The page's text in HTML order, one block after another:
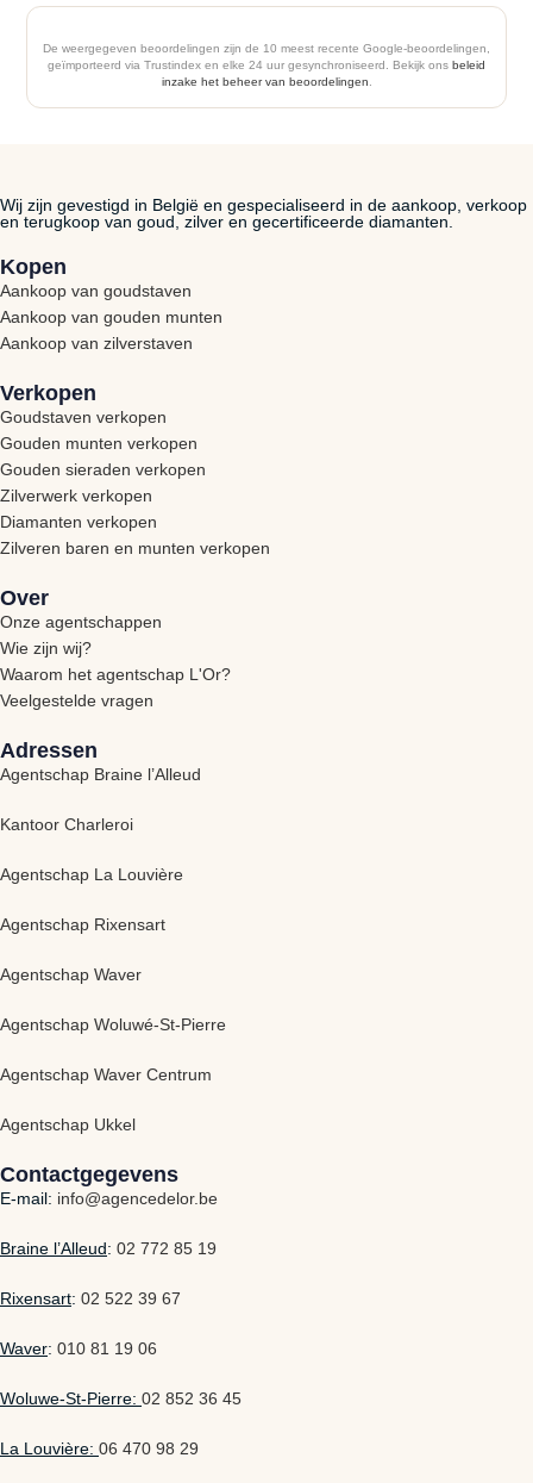
De weergegeven beoordelingen zijn de 10 meest recente Google-beoordelingen,
geïmporteerd via Trustindex en elke 24 uur gesynchroniseerd. Bekijk ons beleid
inzake het beheer van beoordelingen
Wij zijn gevestigd in België en gespecialiseerd in de aankoop, verkoop
en terugkoop van goud, zilver en gecertificeerde diamanten.
Kopen
Aankoop van goudstaven
Aankoop van gouden munten
Aankoop van zilverstaven
Verkopen
Goudstaven verkopen
Gouden munten verkopen
Gouden sieraden verkopen
Zilverwerk verkopen
Diamanten verkopen
Zilveren baren en munten verkopen
Over
Onze agentschappen
Wie zijn wij?
Waarom het agentschap L'Or?
Veelgestelde vragen
Adressen
Agentschap Braine l’Alleud
Kantoor Charleroi
Agentschap La Louvière
Agentschap Rixensart
Agentschap Waver
Agentschap Woluwé-St-Pierre
Agentschap Waver Centrum
Agentschap Ukkel
Contactgegevens
E-mail: info@agencedelor.be
Braine l’Alleud: 02 772 85 19
Rixensart: 02 522 39 67
Waver: 010 81 19 06
Woluwe-St-Pierre: 02 852 36 45
La Louvière: 06 470 98 29